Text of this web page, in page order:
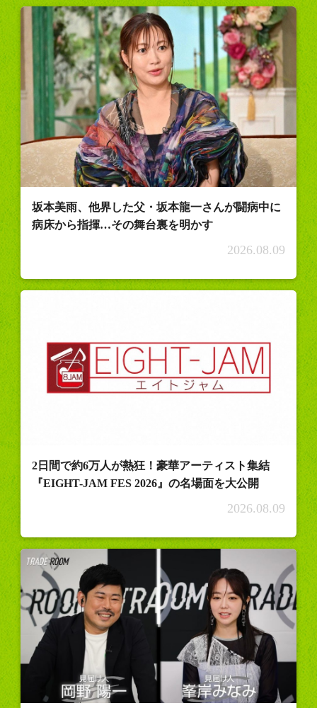
坂本美雨、他界した父・坂本龍一さんが闘病中に
病床から指揮…その舞台裏を明かす
2026.08.09
2日間で約6万人が熱狂！豪華アーティスト集結
『EIGHT-JAM FES 2026』の名場面を大公開
2026.08.09